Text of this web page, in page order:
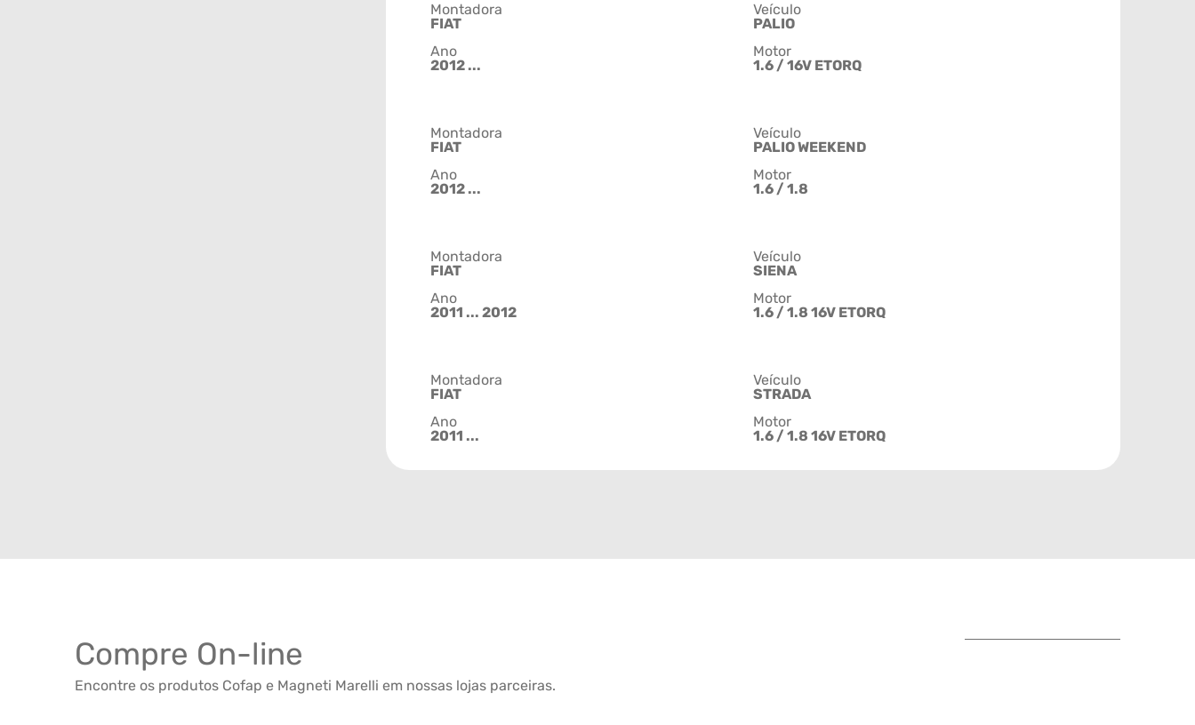
Montadora
FIAT
Veículo
PALIO
Ano
2012 ...
Motor
1.6 / 16V ETORQ
Montadora
FIAT
Veículo
PALIO WEEKEND
Ano
2012 ...
Motor
1.6 / 1.8
Montadora
FIAT
Veículo
SIENA
Ano
2011 ... 2012
Motor
1.6 / 1.8 16V ETORQ
Montadora
FIAT
Veículo
STRADA
Ano
2011 ...
Motor
1.6 / 1.8 16V ETORQ
Compre On-line
Encontre os produtos Cofap e Magneti Marelli em nossas lojas parceiras.